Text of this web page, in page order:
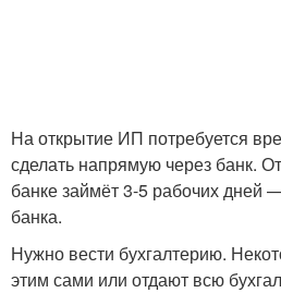
На открытие ИП потребуется
сделать напрямую через банк.
банке займёт 3-5 рабочих дней
банка.
Нужно вести бухгалтерию.
этим сами или отдают всю